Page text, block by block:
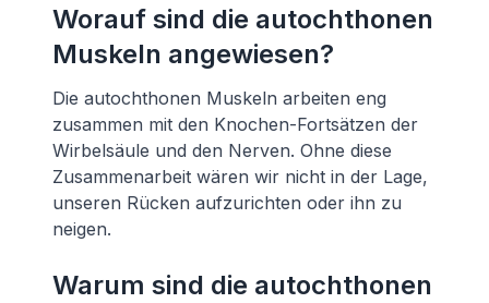
Worauf sind die autochthonen
Muskeln angewiesen?
Die autochthonen Muskeln arbeiten eng
zusammen mit den Knochen-Fortsätzen der
Wirbelsäule und den Nerven. Ohne diese
Zusammenarbeit wären wir nicht in der Lage,
unseren Rücken aufzurichten oder ihn zu
neigen.
Warum sind die autochthonen